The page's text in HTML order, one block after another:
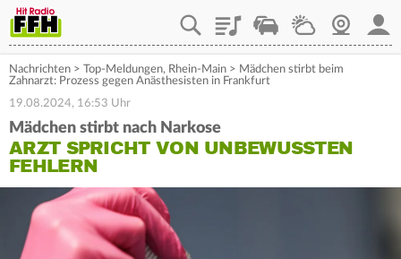
PlaylistStaupilotWetterWebcam
Nachrichten > Top-Meldungen, Rhein-Main > Mädchen stirbt beim
Zahnarzt: Prozess gegen Anästhesisten in Frankfurt
19.08.2024, 16:53 Uhr
Mädchen stirbt nach Narkose
ARZT SPRICHT VON UNBEWUSSTEN
FEHLERN